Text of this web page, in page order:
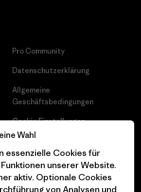
Pro Community
Datenschutzerklärung
Allgemeine
Geschäftsbedingungen
Cookie Einstellungen
Karriere
Pressekontakt
Industry program
Wahl
essenzielle Cookies für
unserer Website.
aktiv. Optionale Cookies
von Analysen und